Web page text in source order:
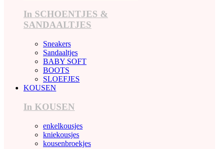
In SCHOENTJES &
SANDAALTJES
Sneakers
Sandaaltjes
BABY SOFT
BOOTS
SLOEFJES
KOUSEN
In KOUSEN
enkelkousjes
kniekousjes
kousenbroekjes